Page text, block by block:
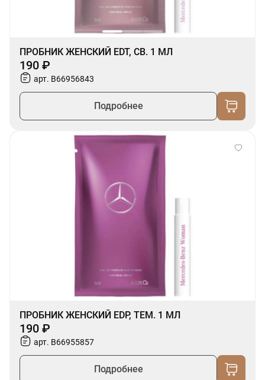
ПРОБНИК ЖЕНСКИЙ EDT, СВ. 1 МЛ
190 ₽
арт. B66956843
Подробнее
ПРОБНИК ЖЕНСКИЙ EDP, ТЕМ. 1 МЛ
190 ₽
арт. B66955857
Подробнее